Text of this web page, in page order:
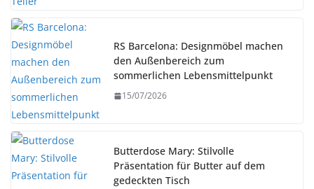
RS Barcelona: Designmöbel machen
den Außenbereich zum
sommerlichen Lebensmittelpunkt
15/07/2026
Butterdose Mary: Stilvolle
Präsentation für Butter auf dem
gedeckten Tisch